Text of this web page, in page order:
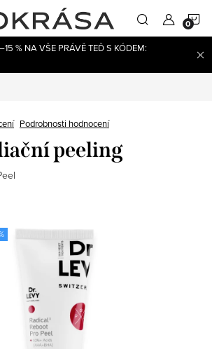
% NA VŠE PRÁVĚ TEĎ S KÓDEM:
Podrobnosti hodnocení
peeling